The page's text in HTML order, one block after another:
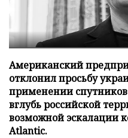
Американский
отклонил просьбу
применении
вглубь российской
возможной эскалации
Atlantic.